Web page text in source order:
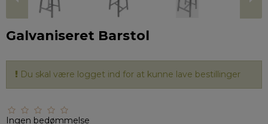
Galvaniseret Barstol
Du skal være logget ind for at kunne lave bestillinger
Ingen bedømmelse